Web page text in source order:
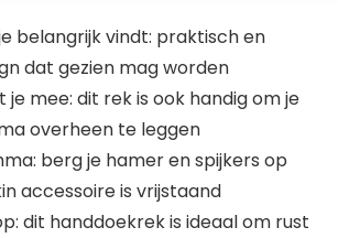
belangrijk vindt: praktisch en
dat gezien mag worden
je mee: dit rek is ook handig om je
overheen te leggen
berg je hamer en spijkers op
accessoire is vrijstaand
dit handdoekrek is ideaal om rust